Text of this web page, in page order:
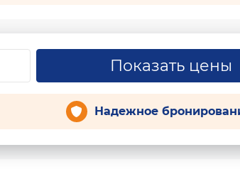
Показать цены
Надежное